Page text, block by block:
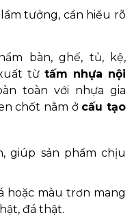
tưởng, cần hiểu rõ
bàn, ghế, tủ, kệ,
từ tấm nhựa nội
toàn với nhựa gia
chốt nằm ở cấu tạo
giúp sản phẩm chịu
hoặc màu trơn mang
đá thật.